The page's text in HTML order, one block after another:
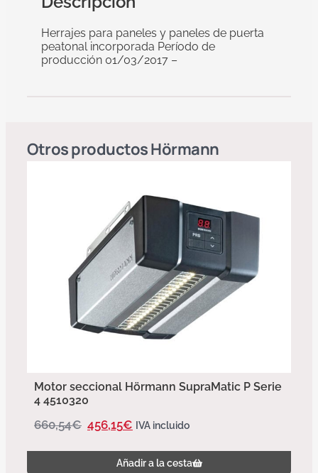
Herrajes para paneles y paneles de puerta
peatonal incorporada Período de
producción 01/03/2017 –
Otros productosHörmann
Motor seccional Hörmann SupraMatic P Serie
4 4510320
660,54€ 456,15€ IVA incluido
Añadir a la cesta